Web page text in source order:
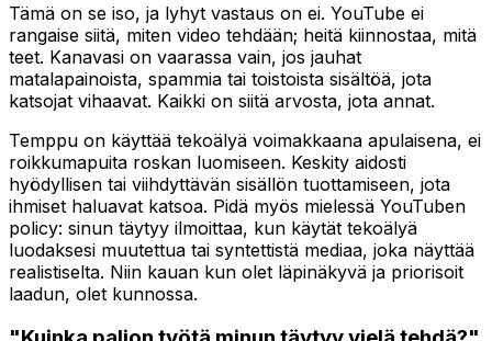
Tämä on se iso, ja lyhyt vastaus on ei. YouTube ei
rangaise siitä, miten video tehdään; heitä kiinnostaa, mitä
teet. Kanavasi on vaarassa vain, jos jauhat
matalapainoista, spammia tai toistoista sisältöä, jota
katsojat vihaavat. Kaikki on siitä arvosta, jota annat.
Temppu on käyttää tekoälyä voimakkaana apulaisena, ei
roikkumapuita roskan luomiseen. Keskity aidosti
hyödyllisen tai viihdyttävän sisällön tuottamiseen, jota
ihmiset haluavat katsoa. Pidä myös mielessä YouTuben
policy: sinun täytyy ilmoittaa, kun käytät tekoälyä
luodaksesi muutettua tai syntettistä mediaa, joka näyttää
realistiselta. Niin kauan kun olet läpinäkyvä ja priorisoit
laadun, olet kunnossa.